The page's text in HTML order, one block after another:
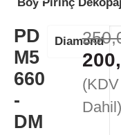
PD
M5
660
-
DM
Diamond
(KDV
Dahil)